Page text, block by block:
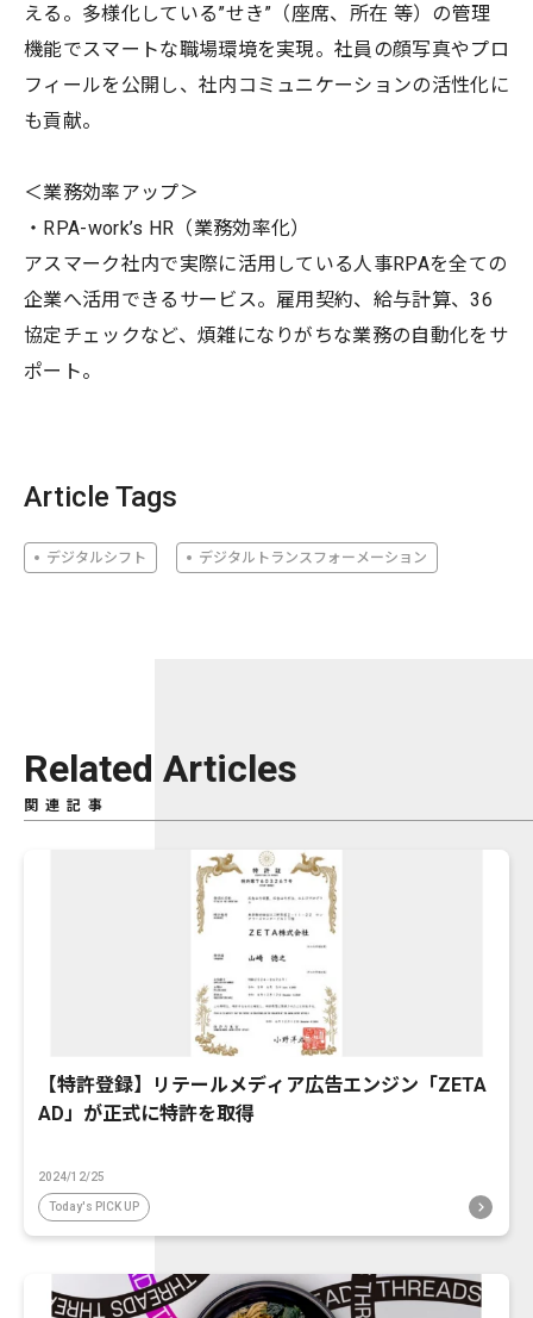
える。多様化している”せき”（座席、所在 等）の管理
機能でスマートな職場環境を実現。社員の顔写真やプロ
フィールを公開し、社内コミュニケーションの活性化に
も貢献。
＜業務効率アップ＞
・RPA-work’s HR（業務効率化）
アスマーク社内で実際に活用している人事RPAを全ての
企業へ活用できるサービス。雇用契約、給与計算、36
協定チェックなど、煩雑になりがちな業務の自動化をサ
ポート。
Article Tags
デジタルシフト デジタルトランスフォーメーション
Related Articles
関連記事
【特許登録】リテールメディア広告エンジン「ZETA
AD」が正式に特許を取得
2024/12/25
Today's PICK UP